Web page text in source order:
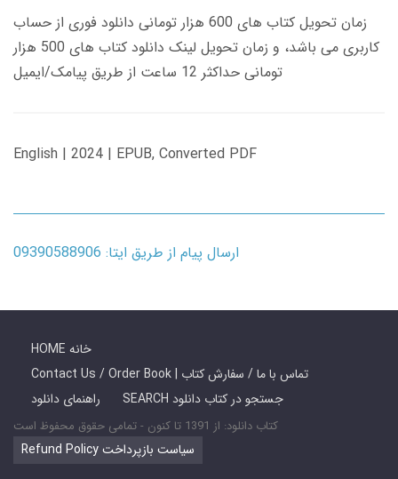
زمان تحویل کتاب های 600 هزار تومانی دانلود فوری از حساب
کاربری می باشد، و زمان تحویل لینک دانلود کتاب های 500 هزار
تومانی حداکثر 12 ساعت از طریق پیامک/ایمیل
English | 2024 | EPUB, Converted PDF
ارسال پیام از طریق ایتا: 09390588906
HOME خانه
Contact Us / Order Book | تماس با ما / سفارش کتاب
راهنمای دانلود
SEARCH جستجو در کتاب دانلود
کتاب دانلود: از 1391 تا کنون - تمامی حقوق محفوظ است
Refund Policy سیاست بازپرداخت